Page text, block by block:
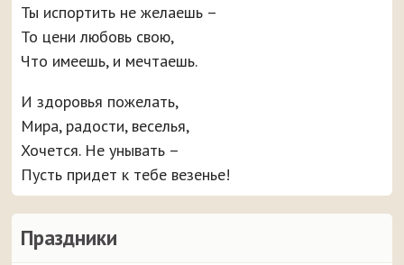
Праздники
Ты испортить не желаешь –
То цени любовь свою,
Что имеешь, и мечтаешь.
И здоровья пожелать,
Мира, радости, веселья,
Хочется. Не унывать –
Пусть придет к тебе везенье!